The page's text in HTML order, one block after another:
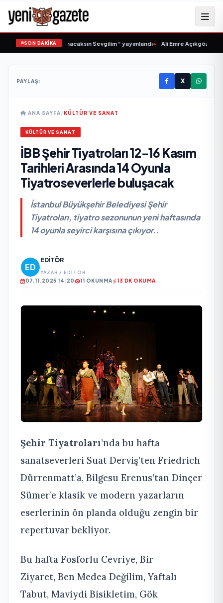
SON DAKİKA
İkinci Tekli “Donacaksın Sevgilim “ yayımlandı• Ali Emre Açıkgöz
PAYLAŞ: X
ANA SAYFA/KÜLTÜR VE SANAT
KÜLTÜR VE SANAT
İBB Şehir Tiyatroları 12-16 Kasım
Tarihleri Arasında 14 Oyunla
Tiyatroseverlerle buluşacak
İstanbul Büyükşehir Belediyesi Şehir
Tiyatroları, tiyatro sezonunun yeni haftasında
14 oyunla seyirci karşısına çıkıyor..
EDITÖR
YAZAR / EDITÖR
07.11.2025 14:20 11 OKUNMA 13 DK OKUMA
Şehir Tiyatroları’nda bu hafta
sanatseverleri Suat Derviş’ten Friedrich
Dürrenmatt’a, Bilgesu Erenus’tan Dinçer
Sümer’e klasik ve modern yazarların
eserlerinin ön planda olduğu zengin bir
repertuvar bekliyor.
Bu hafta Fosforlu Cevriye, Bir
Ziyaret, Ben Medea Değilim, Yaftalı
Tabut, Maviydi Bisikletim, Gök